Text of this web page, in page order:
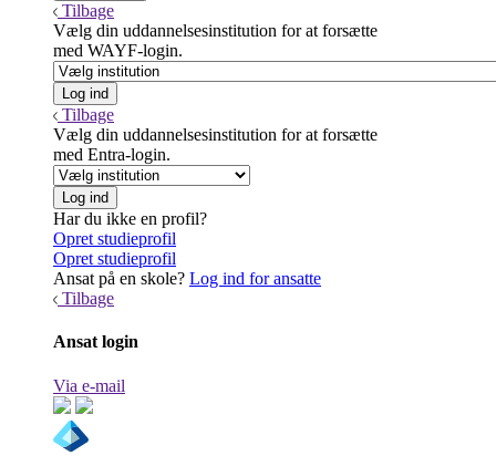
Tilbage
Vælg din uddannelsesinstitution for at forsætte
med WAYF-login.
Tilbage
Vælg din uddannelsesinstitution for at forsætte
med Entra-login.
Har du ikke en profil?
Opret studieprofil
Opret studieprofil
Ansat på en skole? Log ind for ansatte
Tilbage
Ansat login
Via e-mail